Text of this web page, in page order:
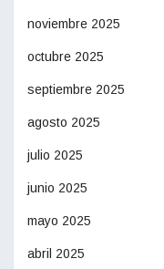
noviembre 2025
octubre 2025
septiembre 2025
agosto 2025
julio 2025
junio 2025
mayo 2025
abril 2025